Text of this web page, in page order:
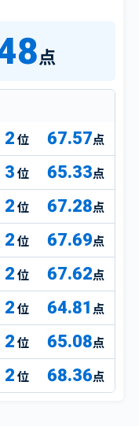
点
2 67.57点
3 65.33点
2 67.28点
2 67.69点
2 67.62点
2 64.81 点
2 65.08点
2 68.36点